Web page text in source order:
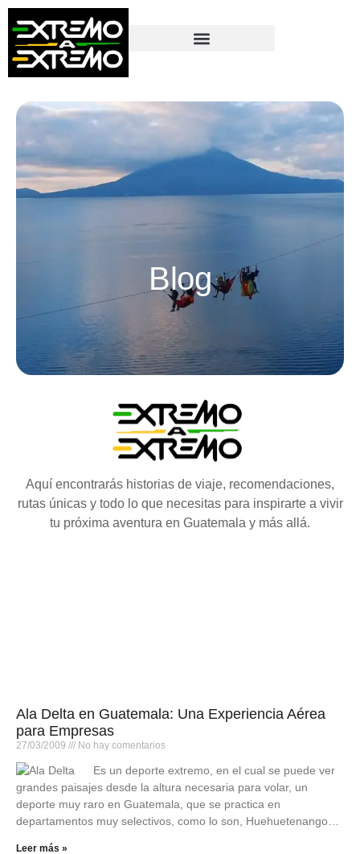
contenido
Blog
Aquí encontrarás historias de viaje, recomendaciones,
rutas únicas y todo lo que necesitas para inspirarte a vivir
tu próxima aventura en Guatemala y más allá.
Ala Delta en Guatemala: Una Experiencia Aérea
para Empresas
27/03/2009 No hay comentarios
Es un deporte extremo, en el cual se puede ver
grandes paisajes desde la altura necesaria para volar, un
deporte muy raro en Guatemala, que se practica en
departamentos muy selectivos, como lo son, Huehuetenango…
Leer más »